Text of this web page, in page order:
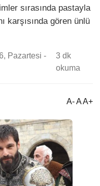
sırasında pastayla
karşısında gören ünlü
Pazartesi -
3 dk
okuma
A- A A+